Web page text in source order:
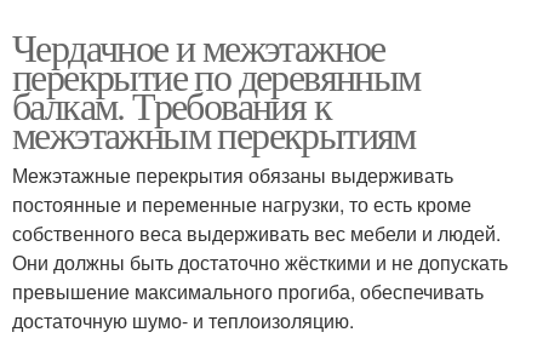
доме
газобетон
Балочное перекрытие Перекрытия от пара
Перекрытия между
жилым этажом
Перекрытия в
каркасном доме
Чердачное и межэтажное
перекрытие по деревянным
балкам. Требования к
межэтажным перекрытиям
Межэтажные перекрытия обязаны выдерживать
постоянные и переменные нагрузки, то есть кроме
собственного веса выдерживать вес мебели и людей.
Они должны быть достаточно жёсткими и не допускать
превышение максимального прогиба, обеспечивать
достаточную шумо- и теплоизоляцию.